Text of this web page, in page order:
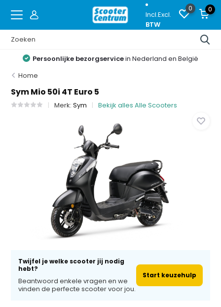
Incl.Excl.
BTW
0 0
Persoonlijke bezorgservicein Nederland en België
Home
Sym Mio 50i 4T Euro 5
Merk:Sym Bekijk alles Alle Scooters
Twijfel je welke scooter jij nodig
hebt?
Beantwoord enkele vragen en we
vinden de perfecte scooter voor jou.
Start keuzehulp